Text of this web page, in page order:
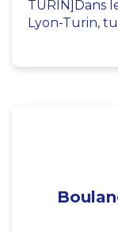
TURIN]Dans
Lyon-Turin,